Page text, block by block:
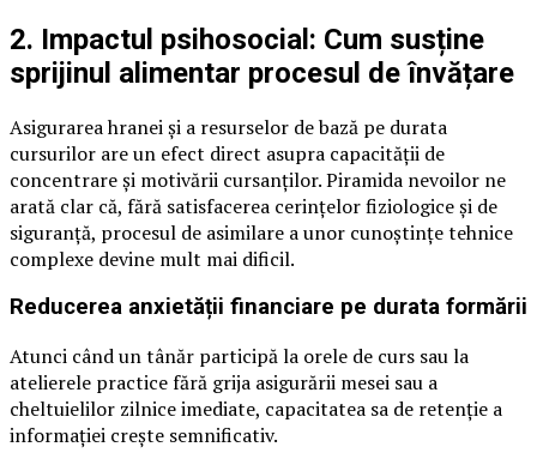
2. Impactul psihosocial: Cum susține
sprijinul alimentar procesul de învățare
Asigurarea hranei și a resurselor de bază pe durata
cursurilor are un efect direct asupra capacității de
concentrare și motivării cursanților. Piramida nevoilor ne
arată clar că, fără satisfacerea cerințelor fiziologice și de
siguranță, procesul de asimilare a unor cunoștințe tehnice
complexe devine mult mai dificil.
Reducerea anxietății financiare pe durata formării
Atunci când un tânăr participă la orele de curs sau la
atelierele practice fără grija asigurării mesei sau a
cheltuielilor zilnice imediate, capacitatea sa de retenție a
informației crește semnificativ.